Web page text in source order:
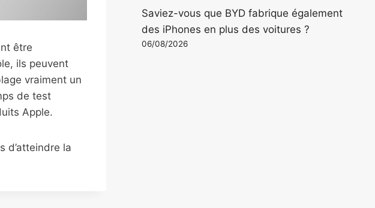
être
ils peuvent
vraiment un
de test
Apple.
d’atteindre la
Saviez-vous que BYD fabrique également
des iPhones en plus des voitures ?
06/08/2026